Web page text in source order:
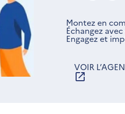
Montez en
Échangez
Engagez et
VOIR